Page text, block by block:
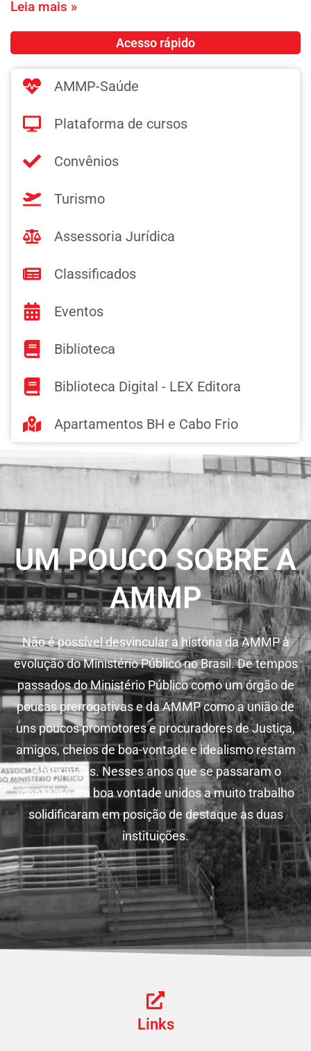
Leia mais »
Acesso rápido
AMMP-Saúde
Plataforma de cursos
Convênios
Turismo
Assessoria Jurídica
Classificados
Eventos
Biblioteca
Biblioteca Digital - LEX Editora
Apartamentos BH e Cabo Frio
UM POUCO SOBRE A
AMMP
Não é possível desvincular a história da AMMP à
evolução do Ministério Público no Brasil. De tempos
passados do Ministério Público como um órgão de
poucas prerrogativas e da AMMP como a união de
uns poucos promotores e procuradores de Justiça,
amigos, cheios de boa-vontade e idealismo restam
lembranças. Nesses anos que se passaram o
idealismo e a boa vontade unidos a muito trabalho
solidificaram em posição de destaque as duas
instituições.
Links